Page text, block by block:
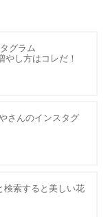
グラム
やし方はコレだ！
さんのインスタグ
検索すると美しい花